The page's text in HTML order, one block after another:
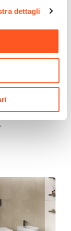
a leggere la
dettagli
LAN